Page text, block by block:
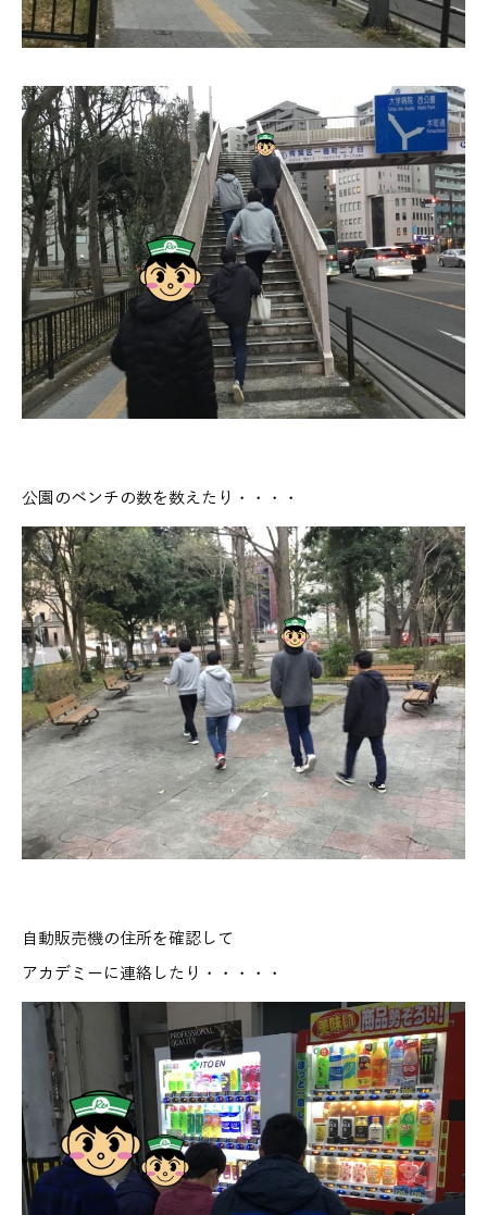
公園のベンチの数を数えたり・・・・
自動販売機の住所を確認して
アカデミーに連絡したり・・・・・